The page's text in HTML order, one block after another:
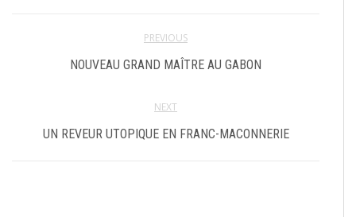
PREVIOUS
NOUVEAU GRAND MAÎTRE AU GABON
NEXT
UN REVEUR UTOPIQUE EN FRANC-MACONNERIE